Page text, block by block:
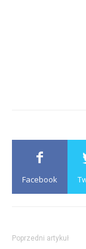
Facebook
Poprzedni artykuł